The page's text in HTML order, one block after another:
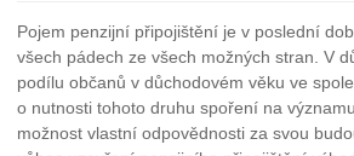
Pojem penzijní připojištění je v poslední
všech pádech ze všech možných stran. V
podílu občanů v důchodovém věku ve
o nutnosti tohoto druhu spoření na
možnost vlastní odpovědnosti za svou